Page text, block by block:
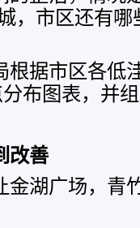
，市区还有
根据市区各低
布图表，并
改善
金湖广场，青